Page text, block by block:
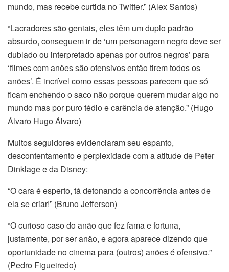
mundo, mas recebe curtida no Twitter.” (Alex Santos)
“Lacradores são geniais, eles têm um duplo padrão
absurdo, conseguem ir de ‘um personagem negro deve ser
dublado ou interpretado apenas por outros negros’ para
‘filmes com anões são ofensivos então tirem todos os
anões’. É incrível como essas pessoas parecem que só
ficam enchendo o saco não porque querem mudar algo no
mundo mas por puro tédio e carência de atenção.” (Hugo
Álvaro Hugo Álvaro)
Muitos seguidores evidenciaram seu espanto,
descontentamento e perplexidade com a atitude de Peter
Dinklage e da Disney:
“O cara é esperto, tá detonando a concorrência antes de
ela se criar!” (Bruno Jefferson)
“O curioso caso do anão que fez fama e fortuna,
justamente, por ser anão, e agora aparece dizendo que
oportunidade no cinema para (outros) anões é ofensivo.”
(Pedro Figueiredo)